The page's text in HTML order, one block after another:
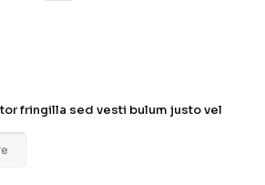
fringilla sed vesti bulum justo vel